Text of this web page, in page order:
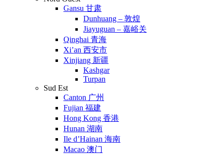
Gansu 甘肃
Dunhuang – 敦煌
Jiayuguan – 嘉峪关
Qinghai 青海
Xi’an 西安市
Xinjiang 新疆
Kashgar
Turpan
Sud Est
Canton 广州
Fujian 福建
Hong Kong 香港
Hunan 湖南
Ile d’Hainan 海南
Macao 澳门